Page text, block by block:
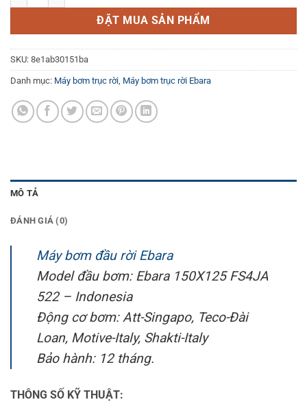
ĐẶT MUA SẢN PHẨM
SKU: 8e1ab30151ba
Danh mục: Máy bơm trục rời Máy bơm trục rời Ebara
MÔ TẢ
ĐÁNH GIÁ (0)
Máy bơm đầu rời Ebara
Model đầu bơm: Ebara 150X125 FS4JA
522 – Indonesia
Động cơ bơm: Att-Singapo, Teco-Đài
Loan, Motive-Italy, Shakti-Italy
Bảo hành: 12 tháng.
THÔNG SỐ KỸ THUẬT: